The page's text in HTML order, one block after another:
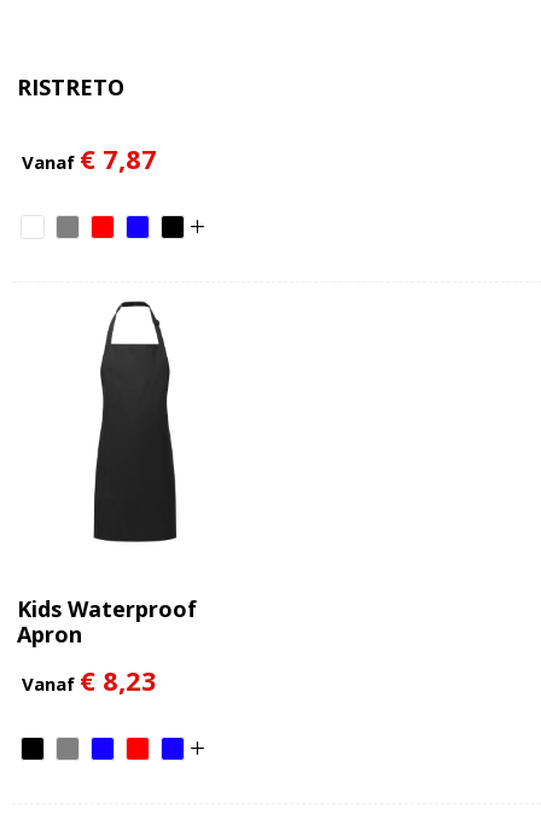
RISTRETO
Vanaf € 7,87
Kids Waterproof
Apron
Vanaf € 8,23